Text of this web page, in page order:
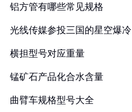
铝方管有哪些常见规格
光线传媒参投三国的星空爆冷
横担型号对应重量
锰矿石产品化合水含量
曲臂车规格型号大全